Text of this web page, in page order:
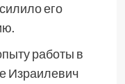
его
работы в
Израилевич